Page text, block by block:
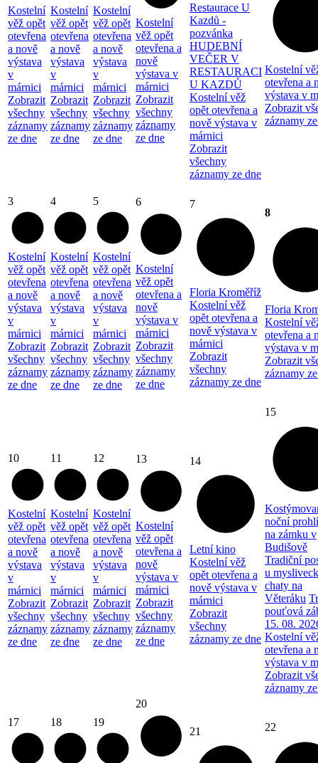
Kostelní
věž opět
otevřena
a nově
výstava
v
márnici
Zobrazit
všechny
záznamy
ze dne
Kostelní
věž opět
otevřena
a nově
výstava
v
márnici
Zobrazit
všechny
záznamy
ze dne
Kostelní
věž opět
otevřena
a nově
výstava
v
márnici
Zobrazit
všechny
záznamy
ze dne
Kostelní
věž opět
otevřena a
nově
výstava v
márnici
Zobrazit
všechny
záznamy
ze dne
Restaurace U
Kazdů -
pozvánka
HUDEBNÍ
VEČER V
RESTAURACI
U KAZDŮ
Kostelní věž
opět otevřena a
nově výstava v
márnici
Zobrazit
všechny
záznamy ze dne
Kostelní
otevřena a
výstava v
Zobrazit
záznamy
3
Kostelní
věž opět
otevřena
a nově
výstava
v
márnici
Zobrazit
všechny
záznamy
ze dne
4
Kostelní
věž opět
otevřena
a nově
výstava
v
márnici
Zobrazit
všechny
záznamy
ze dne
5
Kostelní
věž opět
otevřena
a nově
výstava
v
márnici
Zobrazit
všechny
záznamy
ze dne
6
Kostelní
věž opět
otevřena a
nově
výstava v
márnici
Zobrazit
všechny
záznamy
ze dne
7
Floria Kroměříž
Kostelní věž
opět otevřena a
nově výstava v
márnici
Zobrazit
všechny
záznamy ze dne
8
Floria
Kostelní
otevřena a
výstava v
Zobrazit
záznamy
10
Kostelní
věž opět
otevřena
a nově
výstava
v
márnici
Zobrazit
všechny
záznamy
ze dne
11
Kostelní
věž opět
otevřena
a nově
výstava
v
márnici
Zobrazit
všechny
záznamy
ze dne
12
Kostelní
věž opět
otevřena
a nově
výstava
v
márnici
Zobrazit
všechny
záznamy
ze dne
13
Kostelní
věž opět
otevřena a
nově
výstava v
márnici
Zobrazit
všechny
záznamy
ze dne
14
Letní kino
Kostelní věž
opět otevřena a
nově výstava v
márnici
Zobrazit
všechny
záznamy ze dne
15
noční
na zámku v
Budišově
Tradiční
u
chaty na
Věteráku
pouťová
15. 08.
Kostelní
otevřena a
výstava v
Zobrazit
záznamy
17 18 19
20
21 22